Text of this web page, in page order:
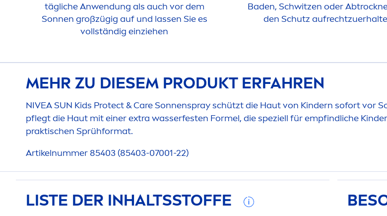
tägliche Anwendung als auch vor dem
Sonnen großzügig auf und lassen Sie es
vollständig einziehen
Baden, Schwitzen oder Abtrock
den Schutz
MEHR ZU DIESEM PRODUKT ERFAHREN
NIVEASUN Kids Protect&CareSonnenspray schützt die Haut von Kindern sofort vor
pflegt die Haut mit einer extra wasserfesten Formel, die speziell für empfindliche
praktischen Sprühformat.
Artikelnummer 85403 (85403-07001-22)
LISTE DER INHALTSSTOFFE